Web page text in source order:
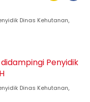
Dinas Kehutanan,
Dinas Kehutanan,